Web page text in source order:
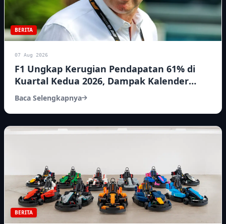
BERITA
07 Aug 2026
F1 Ungkap Kerugian Pendapatan 61% di
Kuartal Kedua 2026, Dampak Kalender
yang Terdistorsi
Baca Selengkapnya
BERITA